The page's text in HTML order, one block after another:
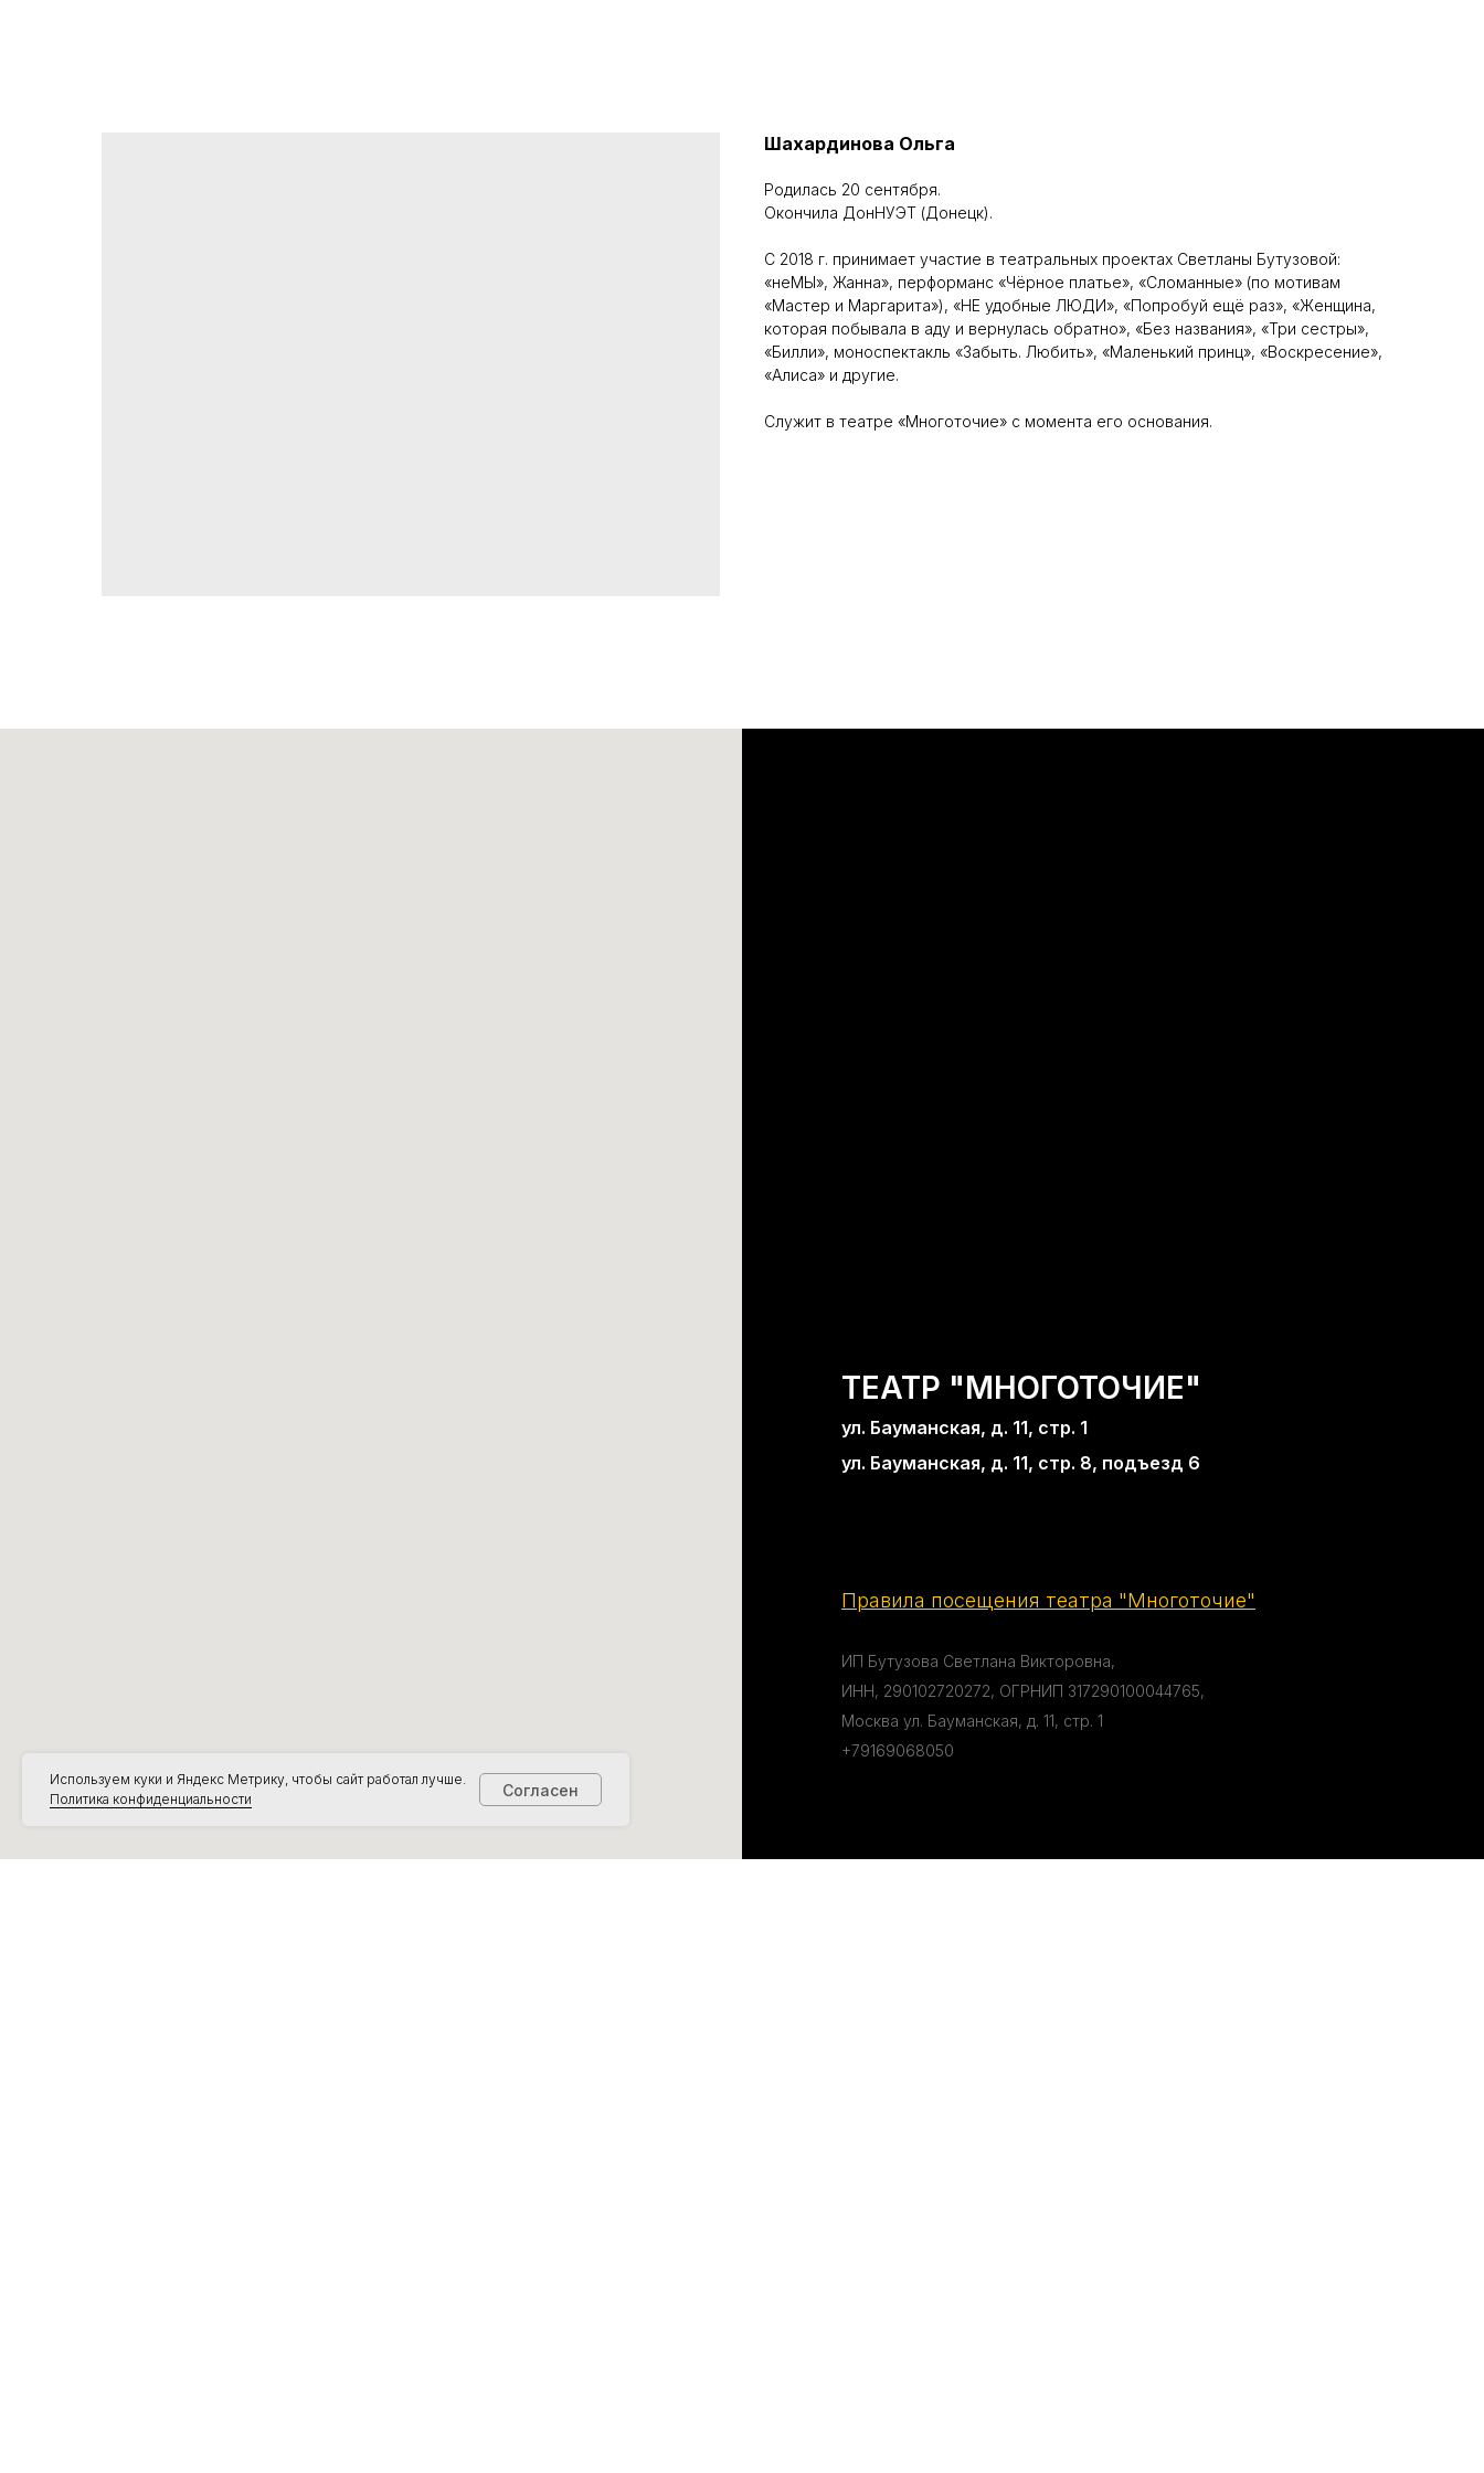
Используем куки и Яндекс Метрику, чтобы сайт работал лучше.
Политика конфиденциальности
Согласен
Шахардинова Ольга
Родилась 20 сентября.
Окончила ДонНУЭТ (Донецк).
С 2018 г. принимает участие в театральных проектах Светланы Бутузовой:
«неМЫ», Жанна», перформанс «Чёрное платье», «Сломанные» (по мотивам
«Мастер и Маргарита»), «НЕ удобные ЛЮДИ», «Попробуй ещё раз», «Женщина,
которая побывала в аду и вернулась обратно», «Без названия», «Три сестры»,
«Билли», моноспектакль «Забыть. Любить», «Маленький принц», «Воскресение»,
«Алиса» и другие.
Служит в театре «Многоточие» с момента его основания.
ТЕАТР "МНОГОТОЧИЕ"
ул. Бауманская, д. 11, стр. 1
ул. Бауманская, д. 11, стр. 8, подъезд 6
Правила посещения театра "Многоточие"
ИП Бутузова Светлана Викторовна,
ИНН, 290102720272, ОГРНИП 317290100044765,
Москва ул. Бауманская, д. 11, стр. 1
+79169068050